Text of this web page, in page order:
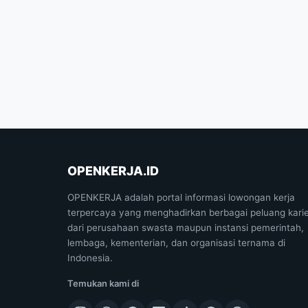
OPENKERJA.ID
OPENKERJA adalah portal informasi lowongan kerja
terpercaya yang menghadirkan berbagai peluang
dari perusahaan swasta maupun instansi pemerintah,
lembaga, kementerian, dan organisasi ternama di
Indonesia.
Temukan kami di